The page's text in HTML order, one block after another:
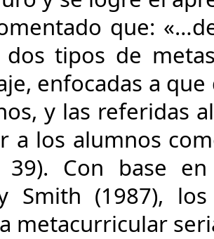
que:
dos tipos de
enfocadas a
y las referidas
a los alumnos
39). Con base
Smith (1987),
metacurricular